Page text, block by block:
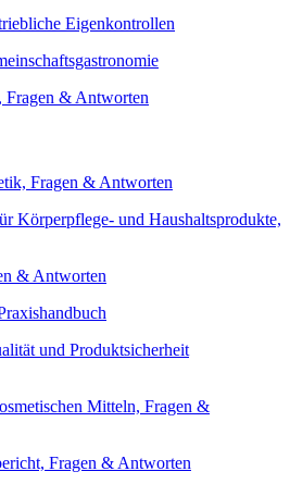
Eigenkontrollen
Fragen & Antworten
Fragen & Antworten
Körperpflege- und Haushaltsprodukte,
& Antworten
und Produktsicherheit
Mitteln, Fragen &
Fragen & Antworten